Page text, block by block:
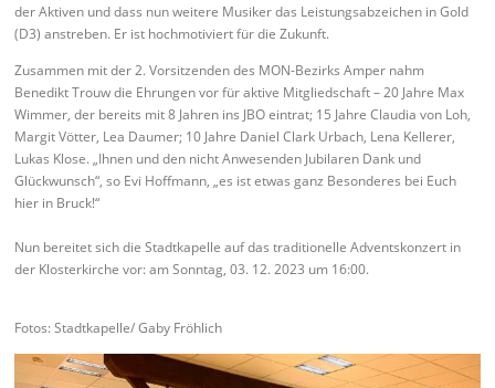
der Aktiven und dass nun weitere Musiker das Leistungsabzeichen in Gold
(D3) anstreben. Er ist hochmotiviert für die Zukunft.
Zusammen mit der 2. Vorsitzenden des MON-Bezirks Amper nahm
Benedikt Trouw die Ehrungen vor für aktive Mitgliedschaft – 20 Jahre Max
Wimmer, der bereits mit 8 Jahren ins JBO eintrat; 15 Jahre Claudia von Loh,
Margit Vötter, Lea Daumer; 10 Jahre Daniel Clark Urbach, Lena Kellerer,
Lukas Klose. „Ihnen und den nicht Anwesenden Jubilaren Dank und
Glückwunsch“, so Evi Hoffmann, „es ist etwas ganz Besonderes bei Euch
hier in Bruck!“
Nun bereitet sich die Stadtkapelle auf das traditionelle Adventskonzert in
der Klosterkirche vor: am Sonntag, 03. 12. 2023 um 16:00.
Fotos: Stadtkapelle/ Gaby Fröhlich